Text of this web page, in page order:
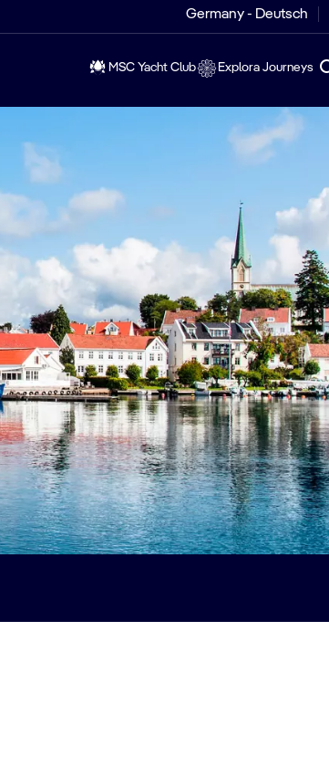
Germany - Deutsch
MSC Yacht Club Explora Journeys